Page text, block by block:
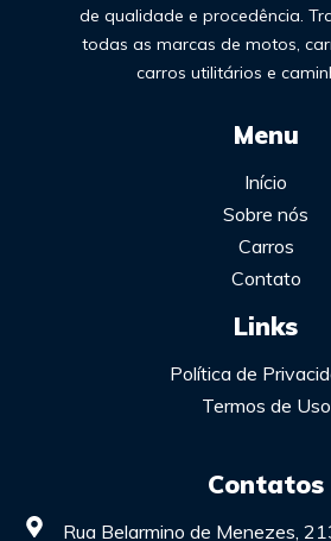
de qualidade e procedência.
todas as marcas de motos,
carros utilitários e
Menu
Início
Sobre nós
Carros
Contato
Links
Política de
Termos de Uso
Contatos
Rua Belarmino de Menezes,